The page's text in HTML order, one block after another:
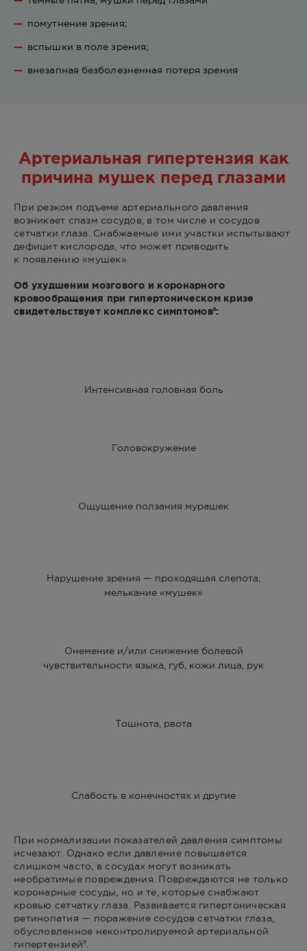
помутнение зрения;
вспышки в поле зрения;
внезапная безболезненная потеря зрения
Артериальная гипертензия как
причина мушек перед глазами
При резком подъеме артериального давления
возникает спазм сосудов, в том числе и сосудов
сетчатки глаза. Снабжаемые ими участки испытывают
дефицит кислорода, что может приводить
к появлению «мушек».
Об ухудшении мозгового и коронарного
кровообращения при гипертоническом кризе
свидетельствует комплекс симптомов8:
Интенсивная головная боль
Головокружение
Ощущение ползания мурашек
Нарушение зрения — проходящая слепота,
мелькание «мушек»
Онемение и/или снижение болевой
чувствительности языка, губ, кожи лица, рук
Тошнота, рвота
Слабость в конечностях и другие
При нормализации показателей давления симптомы
исчезают. Однако если давление повышается
слишком часто, в сосудах могут возникать
необратимые повреждения. Повреждаются не только
коронарные сосуды, но и те, которые снабжают
кровью сетчатку глаза. Развивается гипертоническая
ретинопатия — поражение сосудов сетчатки глаза,
обусловленное неконтролируемой артериальной
гипертензией9